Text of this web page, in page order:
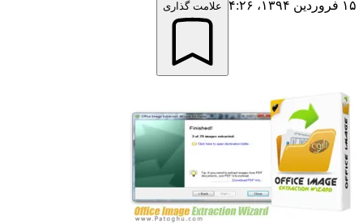
علامت گذاری